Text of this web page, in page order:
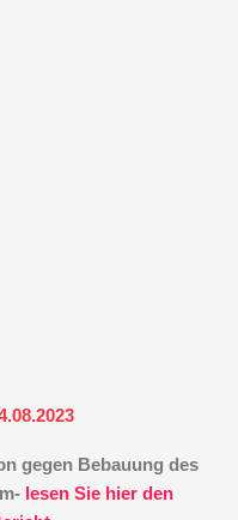
gegen Bebauung des
lesen Sie hier den